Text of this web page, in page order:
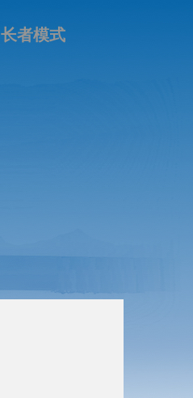
长者模式